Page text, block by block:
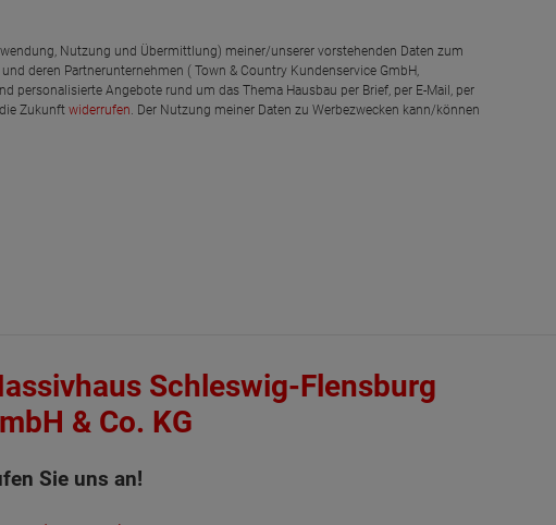
Nutzung und Übermittlung) meiner/unserer vorstehenden Daten zum
deren Partnerunternehmen ( Town & Country Kundenservice GmbH,
Angebote rund um das Thema Hausbau per Brief, per E-Mail, per
Zukunft widerrufen . Der Nutzung meiner Daten zu Werbezwecken kann/können
Schleswig-Flensburg
& Co. KG
Sie uns an!